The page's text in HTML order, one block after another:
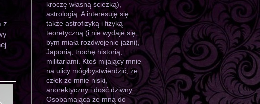
z
kroczę własną ścieżką),
astrologią. A interesuję się
także astrofizyką i fizyką
teoretyczną (i nie wydaje się,
bym miała rozdwojenie jaźni),
Japonią, trochę historią,
militariami. Ktoś mijający mnie
na ulicy mógłbystwierdzić, że
człek ze mnie niski,
anorektyczny i dość dziwny.
Osobamająca ze mną do